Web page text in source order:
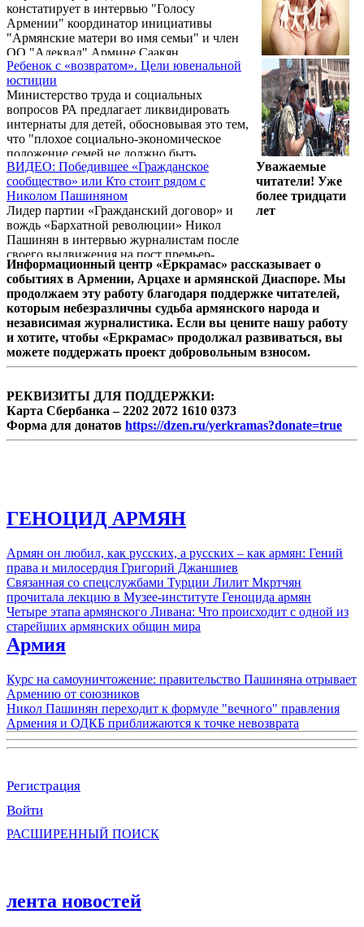
констатирует в интервью "Голосу
Армении" координатор инициативы
"Армянские матери во имя семьи" и член
ОО "Адеквад" Армине Саакян..
Ребенок с «возвратом». Цели ювенальной
юстиции
Министерство труда и социальных
вопросов РА предлагает ликвидировать
интернаты для детей, обосновывая это тем,
что "плохое социально-экономическое
положение семей не должно быть
основанием для вывода детей из семьи и
организации ухода за ребенком в
соответствующем учреждении".
"Поддержка государства должна быть
направлена не на охрану учреждения, а на
помощь семьям, обеспечивая воссоединение
детей с семьями и предотвращая приход
новых детей в интернаты" - заявляют в
министерстве. На первый взгляд ...
ВИДЕО: Победившее «Гражданское
сообщество» или Кто стоит рядом с
Николом Пашиняном
Лидер партии «Гражданский договор» и
вождь «Бархатной революции» Никол
Пашинян в интервью журналистам после
своего выдвижения на пост премьер-
министра Армении заявил, что его
движение не имеет кадровых проблем в
свете формирования нового правительства
Армении. Предлагаем вниманию читателей
интервью с активистом движения по
защите армянских традиционных
ценностей и национальной безопасности
Армине Саакян, в котором попытаемся
команды единственного претендента ...
Уважаемые
читатели! Уже
более тридцати
лет
Информационный центр «Еркрамас» рассказывает о
событиях в Армении, Арцахе и армянской Диаспоре. Мы
продолжаем эту работу благодаря поддержке читателей,
которым небезразличны судьба армянского народа и
независимая журналистика. Если вы цените нашу работу
и хотите, чтобы «Еркрамас» продолжал развиваться, вы
можете поддержать проект добровольным взносом.
РЕКВИЗИТЫ ДЛЯ ПОДДЕРЖКИ:
Карта Сбербанка – 2202 2072 1610 0373
Форма для донатов https://dzen.ru/yerkramas?donate=true
ГЕНОЦИД АРМЯН
Армян он любил, как русских, а русских – как армян: Гений
права и милосердия Григорий Джаншиев
Связанная со спецслужбами Турции Лилит Мкртчян
прочитала лекцию в Музее-институте Геноцида армян
Четыре этапа армянского Ливана: Что происходит с одной из
старейших армянских общин мира
Армия
Курс на самоуничтожение: правительство Пашиняна отрывает
Армению от союзников
Никол Пашинян переходит к формуле "вечного" правления
Армения и ОДКБ приближаются к точке невозврата
Регистрация
Войти
РАСШИРЕННЫЙ ПОИСК
лента новостей